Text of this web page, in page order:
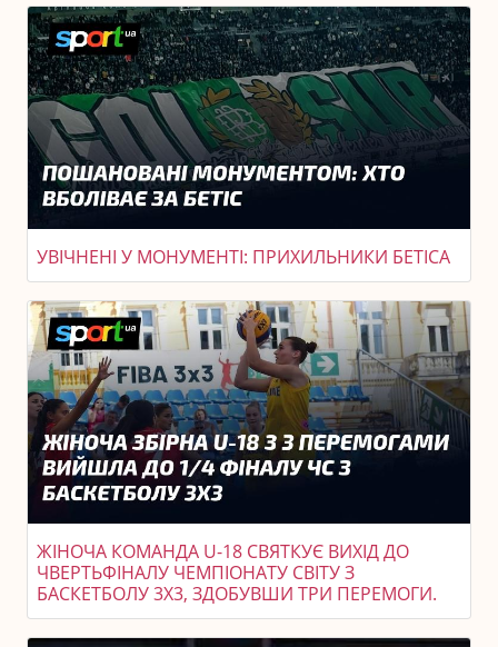
УВІЧНЕНІ У МОНУМЕНТІ: ПРИХИЛЬНИКИ БЕТІСА
ЖІНОЧА КОМАНДА U-18 СВЯТКУЄ ВИХІД ДО
ЧВЕРТЬФІНАЛУ ЧЕМПІОНАТУ СВІТУ З
БАСКЕТБОЛУ 3X3, ЗДОБУВШИ ТРИ ПЕРЕМОГИ.